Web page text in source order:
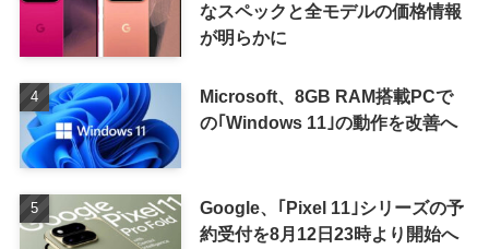
なスペックと全モデルの価格情報
が明らかに
Microsoft、8GB RAM搭載PCで
の｢Windows 11｣の動作を改善へ
Google、｢Pixel 11｣シリーズの予
約受付を8月12日23時より開始へ